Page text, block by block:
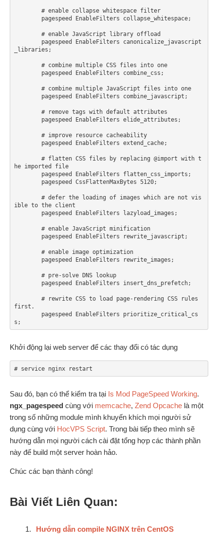
_libraries;
he imported file
ible to the client
first.
Khởi động lại web server để các thay đổi có tác dụng
# service nginx restart
Sau đó, bạn có thể kiểm tra tại Is Mod PageSpeed Working.
ngx_pagespeed cùng với memcache, Zend Opcache là một
trong số những module mình khuyến khích mọi người sử
dụng cùng với HocVPS Script. Trong bài tiếp theo mình sẽ
hướng dẫn mọi người cách cài đặt tổng hợp các thành phần
này để build một server hoàn hảo.
Chúc các bạn thành công!
Bài Viết Liên Quan:
Hướng dẫn compile NGINX trên CentOS